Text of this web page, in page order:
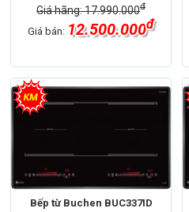
Giá hãng: 17.990.000đ
Giá bán: 12.500.000đ
Bếp từ Buchen BUC337ID